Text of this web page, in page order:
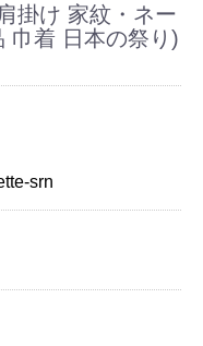
掛け 家紋・ネー
巾着 日本の祭り)
srn